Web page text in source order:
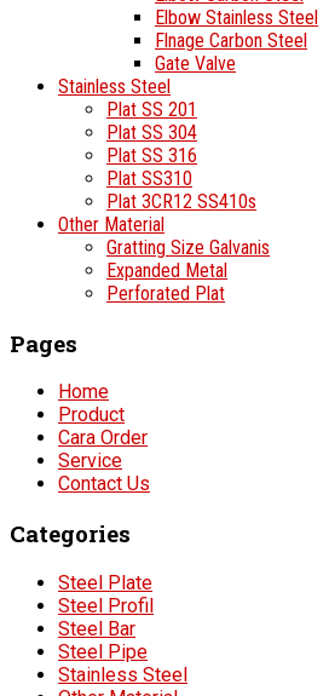
Elbow Stainless Steel
Flnage Carbon Steel
Gate Valve
Stainless Steel
Plat SS 201
Plat SS 304
Plat SS 316
Plat SS310
Plat 3CR12 SS410s
Other Material
Gratting Size Galvanis
Expanded Metal
Perforated Plat
Pages
Home
Product
Cara Order
Service
Contact Us
Categories
Steel Plate
Steel Profil
Steel Bar
Steel Pipe
Stainless Steel